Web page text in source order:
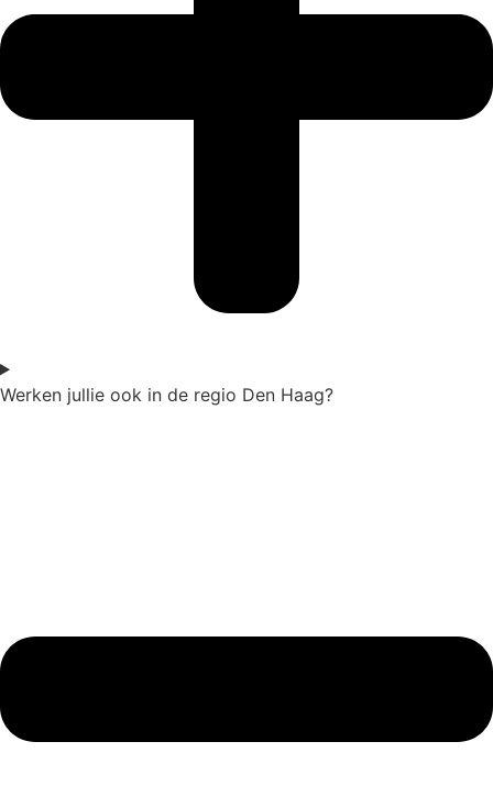
Werken jullie ook in de regio Den Haag?